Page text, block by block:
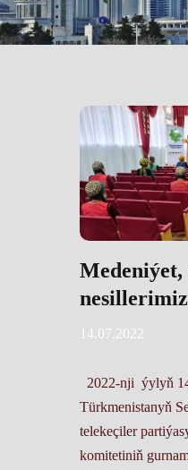
Medeniýet,
14.07.2022
2022-nji ýylyň
Türkmenistanyň
telekeçiler
komitetiniň